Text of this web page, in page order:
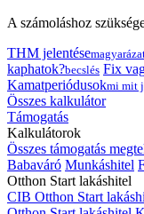
A számoláshoz
THM jelentése
kaphatok?becslés Fix
Kamatperiódusokmi mit
Összes kalkulátor
Támogatás
Kalkulátorok
Összes támogatás
Babaváró Munkáshitel
Otthon Start lakáshitel
CIB Otthon Start